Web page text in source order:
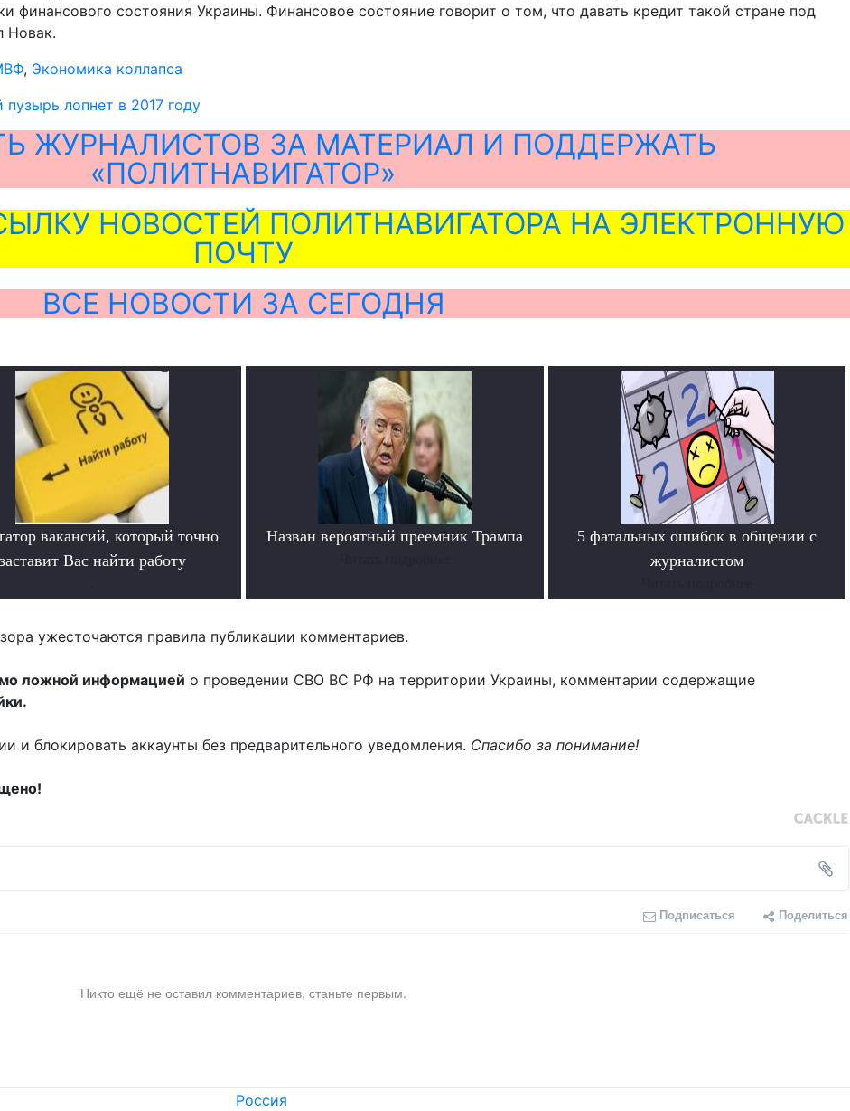
финансового состояния Украины. Финансовое состояние говорит о том, что давать кредит такой стране под
Новак.
, Экономика коллапса
пузырь лопнет в 2017 году
ЖУРНАЛИСТОВ ЗА МАТЕРИАЛ И ПОДДЕРЖАТЬ
«ПОЛИТНАВИГАТОР»
НОВОСТЕЙ ПОЛИТНАВИГАТОРА НА ЭЛЕКТРОННУЮ
ПОЧТУ
ВСЕ НОВОСТИ ЗА СЕГОДНЯ
вакансий, который точно
заставит Вас найти работу
Назван вероятный преемник Трампа
5 фатальных ошибок в общении с
журналистом
ужесточаются правила публикации комментариев.
ложной информацией о проведении СВО ВС РФ на территории Украины, комментарии содержащие
и блокировать аккаунты без предварительного уведомления. Спасибо за понимание!
Подписаться Поделиться
Никто ещё не оставил комментариев, станьте первым.
Россия